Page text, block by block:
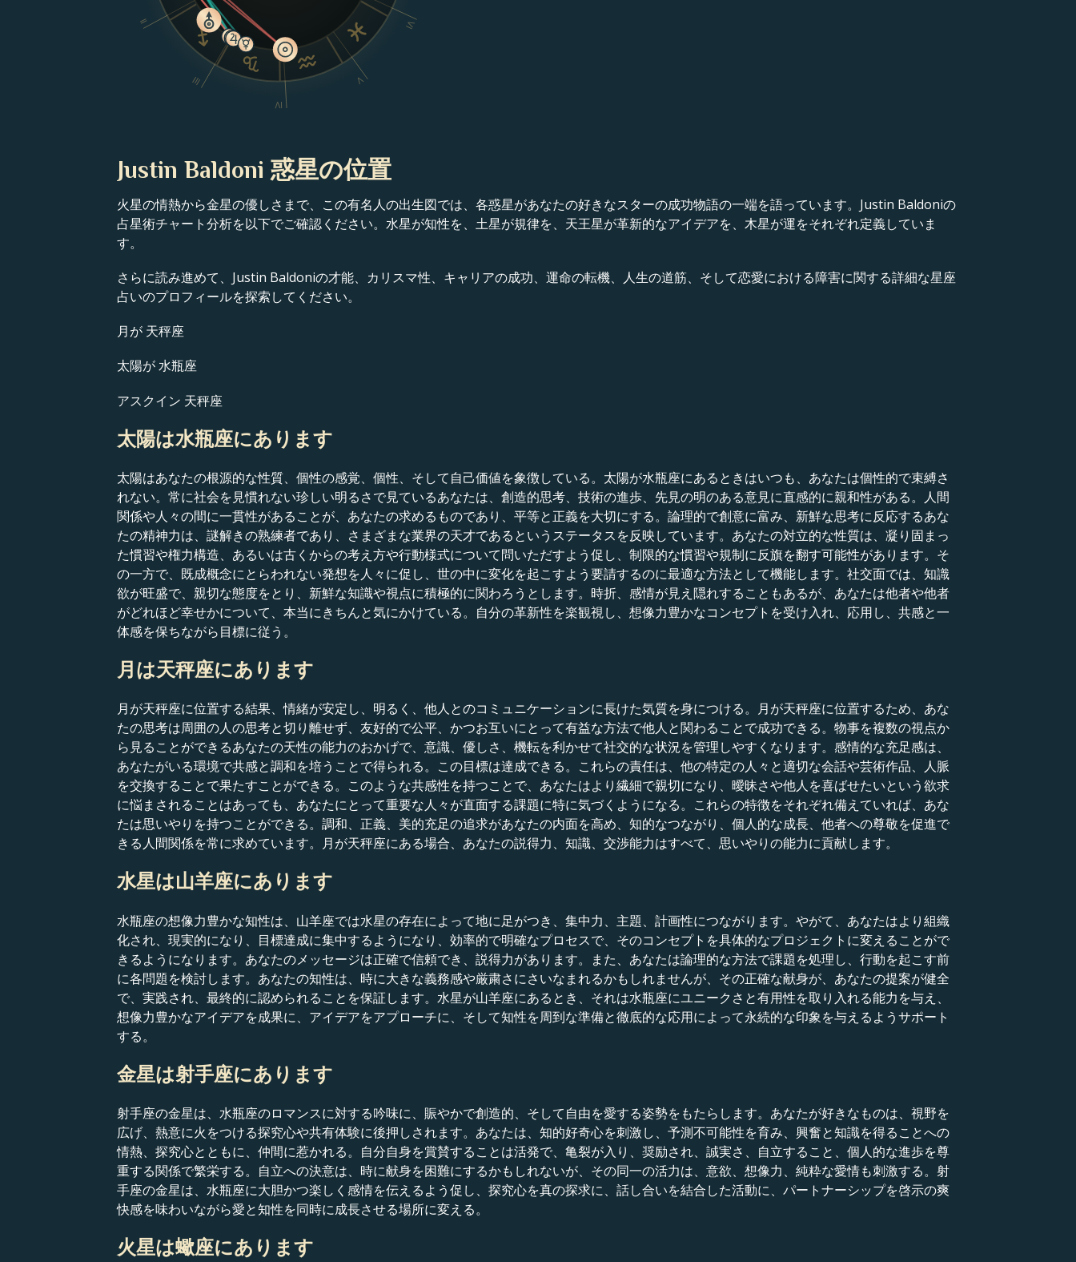
II
III
IV
V
VI
Justin Baldoni 惑星の位置
火星の情熱から金星の優しさまで、この有名人の出生図では、各惑星があなたの好きなスターの成功物語の一端を語っています。Justin Baldoniの
占星術チャート分析を以下でご確認ください。水星が知性を、土星が規律を、天王星が革新的なアイデアを、木星が運をそれぞれ定義していま
す。
さらに読み進めて、Justin Baldoniの才能、カリスマ性、キャリアの成功、運命の転機、人生の道筋、そして恋愛における障害に関する詳細な星座
占いのプロフィールを探索してください。
月が 天秤座
太陽が 水瓶座
アスクイン 天秤座
太陽は水瓶座にあります
太陽はあなたの根源的な性質、個性の感覚、個性、そして自己価値を象徴している。太陽が水瓶座にあるときはいつも、あなたは個性的で束縛さ
れない。常に社会を見慣れない珍しい明るさで見ているあなたは、創造的思考、技術の進歩、先見の明のある意見に直感的に親和性がある。人間
関係や人々の間に一貫性があることが、あなたの求めるものであり、平等と正義を大切にする。論理的で創意に富み、新鮮な思考に反応するあな
たの精神力は、謎解きの熟練者であり、さまざまな業界の天才であるというステータスを反映しています。あなたの対立的な性質は、凝り固まっ
た慣習や権力構造、あるいは古くからの考え方や行動様式について問いただすよう促し、制限的な慣習や規制に反旗を翻す可能性があります。そ
の一方で、既成概念にとらわれない発想を人々に促し、世の中に変化を起こすよう要請するのに最適な方法として機能します。社交面では、知識
欲が旺盛で、親切な態度をとり、新鮮な知識や視点に積極的に関わろうとします。時折、感情が見え隠れすることもあるが、あなたは他者や他者
がどれほど幸せかについて、本当にきちんと気にかけている。自分の革新性を楽観視し、想像力豊かなコンセプトを受け入れ、応用し、共感と一
体感を保ちながら目標に従う。
月は天秤座にあります
月が天秤座に位置する結果、情緒が安定し、明るく、他人とのコミュニケーションに長けた気質を身につける。月が天秤座に位置するため、あな
たの思考は周囲の人の思考と切り離せず、友好的で公平、かつお互いにとって有益な方法で他人と関わることで成功できる。物事を複数の視点か
ら見ることができるあなたの天性の能力のおかげで、意識、優しさ、機転を利かせて社交的な状況を管理しやすくなります。感情的な充足感は、
あなたがいる環境で共感と調和を培うことで得られる。この目標は達成できる。これらの責任は、他の特定の人々と適切な会話や芸術作品、人脈
を交換することで果たすことができる。このような共感性を持つことで、あなたはより繊細で親切になり、曖昧さや他人を喜ばせたいという欲求
に悩まされることはあっても、あなたにとって重要な人々が直面する課題に特に気づくようになる。これらの特徴をそれぞれ備えていれば、あな
たは思いやりを持つことができる。調和、正義、美的充足の追求があなたの内面を高め、知的なつながり、個人的な成長、他者への尊敬を促進で
きる人間関係を常に求めています。月が天秤座にある場合、あなたの説得力、知識、交渉能力はすべて、思いやりの能力に貢献します。
水星は山羊座にあります
水瓶座の想像力豊かな知性は、山羊座では水星の存在によって地に足がつき、集中力、主題、計画性につながります。やがて、あなたはより組織
化され、現実的になり、目標達成に集中するようになり、効率的で明確なプロセスで、そのコンセプトを具体的なプロジェクトに変えることがで
きるようになります。あなたのメッセージは正確で信頼でき、説得力があります。また、あなたは論理的な方法で課題を処理し、行動を起こす前
に各問題を検討します。あなたの知性は、時に大きな義務感や厳粛さにさいなまれるかもしれませんが、その正確な献身が、あなたの提案が健全
で、実践され、最終的に認められることを保証します。水星が山羊座にあるとき、それは水瓶座にユニークさと有用性を取り入れる能力を与え、
想像力豊かなアイデアを成果に、アイデアをアプローチに、そして知性を周到な準備と徹底的な応用によって永続的な印象を与えるようサポート
する。
金星は射手座にあります
射手座の金星は、水瓶座のロマンスに対する吟味に、賑やかで創造的、そして自由を愛する姿勢をもたらします。あなたが好きなものは、視野を
広げ、熱意に火をつける探究心や共有体験に後押しされます。あなたは、知的好奇心を刺激し、予測不可能性を育み、興奮と知識を得ることへの
情熱、探究心とともに、仲間に惹かれる。自分自身を賞賛することは活発で、亀裂が入り、奨励され、誠実さ、自立すること、個人的な進歩を尊
重する関係で繁栄する。自立への決意は、時に献身を困難にするかもしれないが、その同一の活力は、意欲、想像力、純粋な愛情も刺激する。射
手座の金星は、水瓶座に大胆かつ楽しく感情を伝えるよう促し、探究心を真の探求に、話し合いを結合した活動に、パートナーシップを啓示の爽
快感を味わいながら愛と知性を同時に成長させる場所に変える。
火星は蠍座にあります